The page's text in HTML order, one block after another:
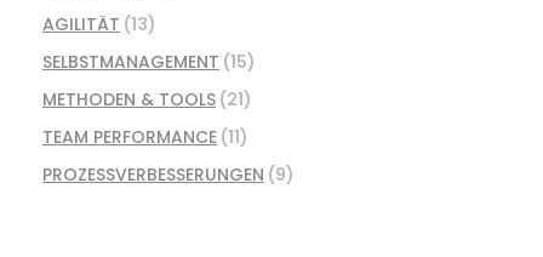
AGILITÄT (13)
SELBSTMANAGEMENT (15)
METHODEN & TOOLS (21)
TEAM PERFORMANCE (11)
PROZESSVERBESSERUNGEN (9)